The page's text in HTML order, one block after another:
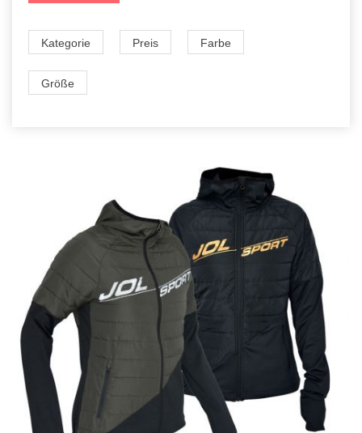
Kategorie Preis Farbe
Größe